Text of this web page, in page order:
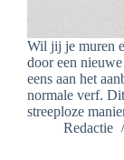
Wil jij je muren
door een
eens aan het
normale verf.
streeploze
Redactie